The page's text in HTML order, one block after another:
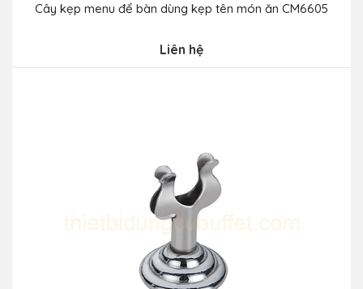
Cây kẹp menu để bàn dùng kẹp tên món ăn CM6605
Liên hệ